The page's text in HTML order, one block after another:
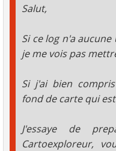
Salut,
Si ce log n'a
je me vois pas
Si j'ai bien
fond de carte qui
J'essaye de
Cartoexploreur,